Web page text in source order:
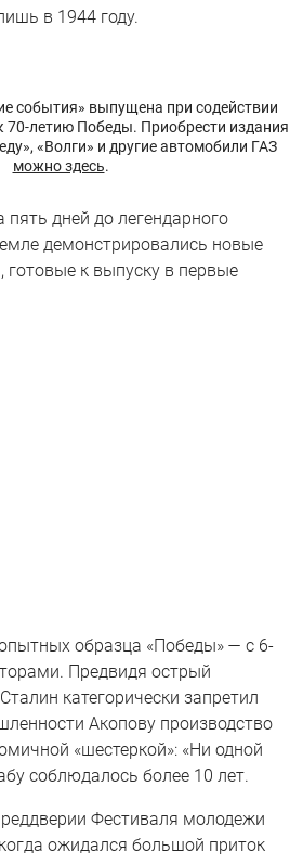
в 1944 году.
события» выпущена при содействии
70-летию Победы. Приобрести издания
«Волги» и другие автомобили ГАЗ
можно здесь.
пять дней до легендарного
демонстрировались новые
готовые к выпуску в первые
образца «Победы» — с 6-
Предвидя острый
категорически запретил
Акопову производство
«шестеркой»: «Ни одной
соблюдалось более 10 лет.
Фестиваля молодежи
ожидался большой приток